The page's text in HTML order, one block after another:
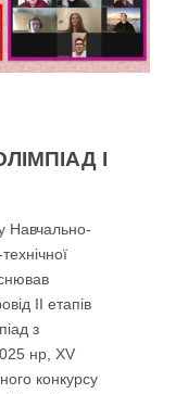
І
Навчально-
ІІ етапів
з
нр, ХV
конкурсу